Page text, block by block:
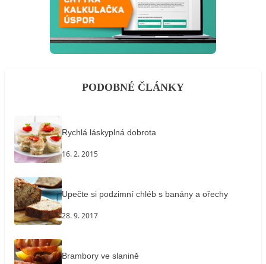
PODOBNÉ ČLÁNKY
Rychlá láskyplná dobrota
16. 2. 2015
Upečte si podzimní chléb s banány a ořechy
28. 9. 2017
Brambory ve slanině